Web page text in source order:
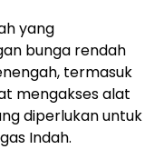
yang
bunga rendah
termasuk
mengakses alat
diperlukan untuk
Indah.